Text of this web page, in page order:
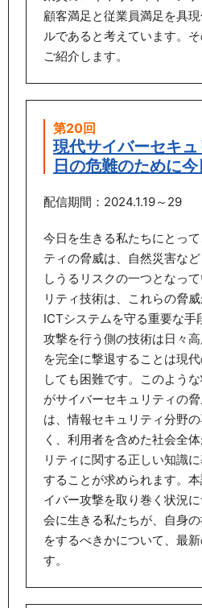
顧客満足と従業員満足を具
ルであると考えています。
ご紹介します。
第20回
現代サイバーセキ
日の危難のために
配信期間：2024.1.19～29
今日を生きる私たちにとっ
ティの脅威は、自然災害な
しうるリスクの一つとなっ
リティ技術は、これらの脅
ICTシステムを守る重要な手
攻撃を行う側の技術は日々
を完全に撃退することは現
しても困難です。このよう
がサイバーセキュリティの
は、情報セキュリティ分野
く、利用者を含めた社会全
リティに関する正しい知識
することが求められます。
イバー攻撃を取り巻く状況
会に生きる私たちが、自身
をするべきかについて、最
す。